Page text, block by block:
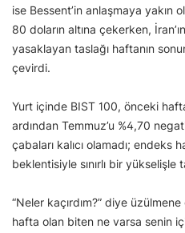
ise Bessent’in anlaşmaya yakın
80 doların altına çekerken,
yasaklayan taslağı haftanın
çevirdi.
Yurt içinde BIST 100, önceki
ardından Temmuz’u %4,70
çabaları kalıcı olamadı; endeks
beklentisiyle sınırlı bir
“Neler kaçırdım?” diye
hafta olan biten ne varsa senin